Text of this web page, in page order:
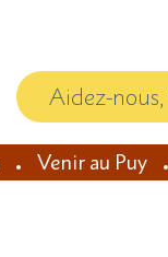
Aidez-nous,
Venir au Puy